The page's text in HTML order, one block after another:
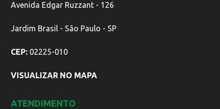
Avenida Edgar Ruzzant - 126
Jardim Brasil - São Paulo - SP
CEP: 02225-010
VISUALIZAR NO MAPA
ATENDIMENTO